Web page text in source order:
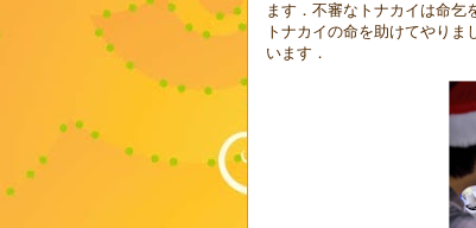
ます．不審なトナカイは命乞
トナカイの命を助けてやり
います．